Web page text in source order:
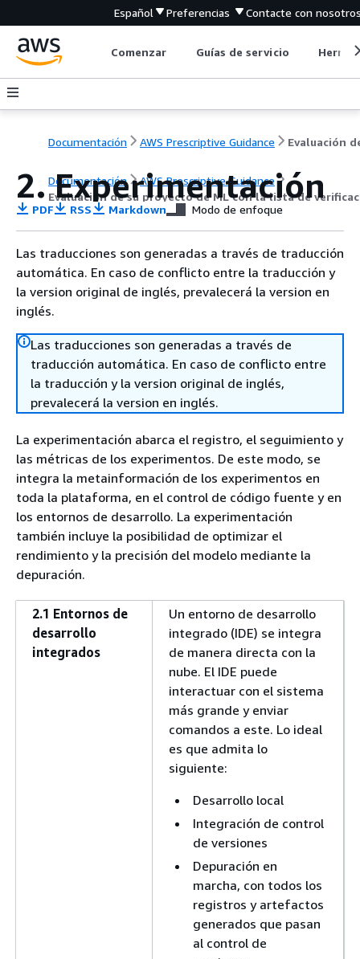
Español Preferencias Contacte con
Comenzar Guías de servicio
Documentación AWS Prescriptive Guidance
Documentación
AWS Prescriptive Guidance
Evaluación de su proyecto de ML con la lista de
2. Experimentación
PDF RSS Markdown Modo de enfoque
Las traducciones son generadas a través de traducción
automática. En caso de conflicto entre la traducción y
la version original de inglés, prevalecerá la version en
inglés.
Las traducciones son generadas a través de
traducción automática. En caso de conflicto entre
la traducción y la version original de inglés,
prevalecerá la version en inglés.
La experimentación abarca el registro, el seguimiento y
las métricas de los experimentos. De este modo, se
integra la metainformación de los experimentos en
toda la plataforma, en el control de código fuente y en
los entornos de desarrollo. La experimentación
también incluye la posibilidad de optimizar el
rendimiento y la precisión del modelo mediante la
depuración.
2.1 Entornos de
desarrollo
integrados
Un entorno de desarrollo
integrado (IDE) se integra
de manera directa con la
nube. El IDE puede
interactuar con el sistema
más grande y enviar
comandos a este. Lo ideal
es que admita lo
siguiente:
Desarrollo local
Integración de control
de versiones
Depuración en
marcha, con todos los
registros y artefactos
generados que pasan
al control de